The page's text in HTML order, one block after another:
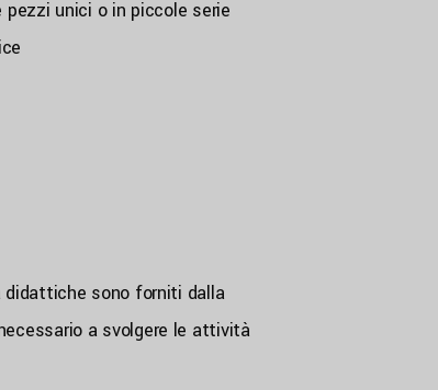
unici o in piccole serie
sono forniti dalla
a svolgere le attività